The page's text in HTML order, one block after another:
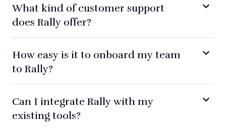
What kind of customer support
does Rally offer?
How easy is it to onboard my team
to Rally?
Can I integrate Rally with my
existing tools?